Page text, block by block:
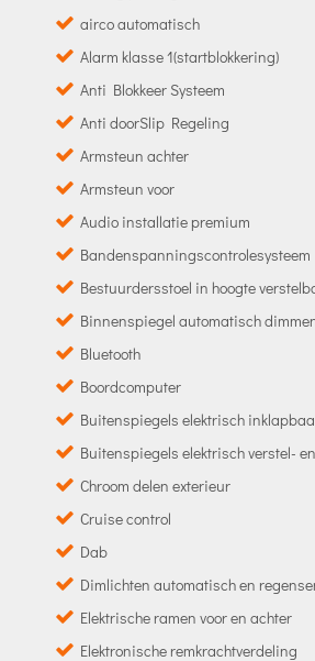
airco automatisch
Alarm klasse 1(startblokkering)
Anti Blokkeer Systeem
Anti doorSlip Regeling
Armsteun achter
Armsteun voor
Audio installatie premium
Bandenspanningscontrolesysteem
Bestuurdersstoel in hoogte
Binnenspiegel automatisch
Bluetooth
Boordcomputer
Buitenspiegels elektrisch
Buitenspiegels elektrisch verstel-
Chroom delen exterieur
Cruise control
Dab
Dimlichten automatisch en
Elektrische ramen voor en achter
Elektronische remkrachtverdeling